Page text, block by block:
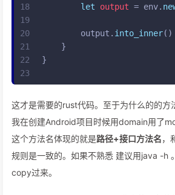
18
19
20
21
22
23
let
output = env.
        output.
into_inner()
    }
}
这才是需要的rust代码。至于为什么的的方
我在创建Android项目时候用domain用了
这个方法名体现的就是路径+接口方法名，
规则是一致的。如果不熟悉 建议用java -h
copy过来。